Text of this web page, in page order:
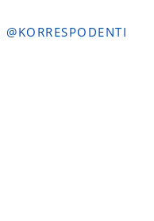
@KORRESPODENTI